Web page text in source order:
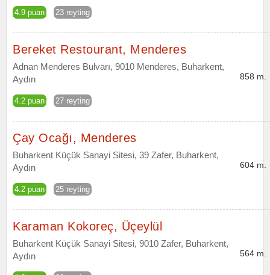
4.9 puan 23 reyting
Bereket Restourant, Menderes
Adnan Menderes Bulvarı, 9010 Menderes, Buharkent,
Aydın
4.2 puan 27 reyting
858 m.
Çay Ocağı, Menderes
Buharkent Küçük Sanayi Sitesi, 39 Zafer, Buharkent,
Aydın
4.2 puan 25 reyting
604 m.
Karaman Kokoreç, Üçeylül
Buharkent Küçük Sanayi Sitesi, 9010 Zafer, Buharkent,
Aydın
564 m.